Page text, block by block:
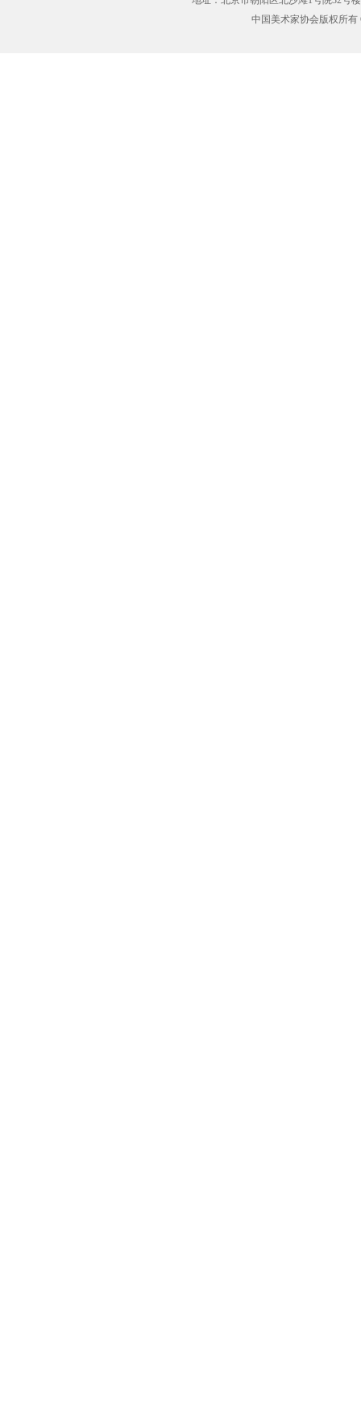
中国美术家协会版权所有